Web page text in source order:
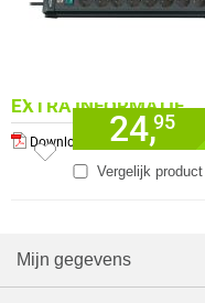
EXTRA INFORMATIE
Download producthandleiding
Vergelijk product
24,95
Mijn gegevens